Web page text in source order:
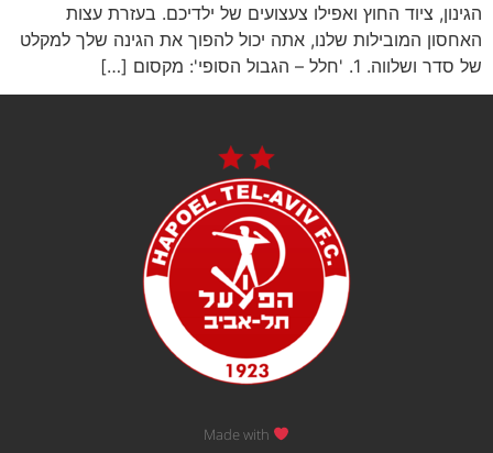
הגינון, ציוד החוץ ואפילו צעצועים של ילדיכם. בעזרת עצות
האחסון המובילות שלנו, אתה יכול להפוך את הגינה שלך למקלט
של סדר ושלווה. 1. 'חלל – הגבול הסופי': מקסום […]